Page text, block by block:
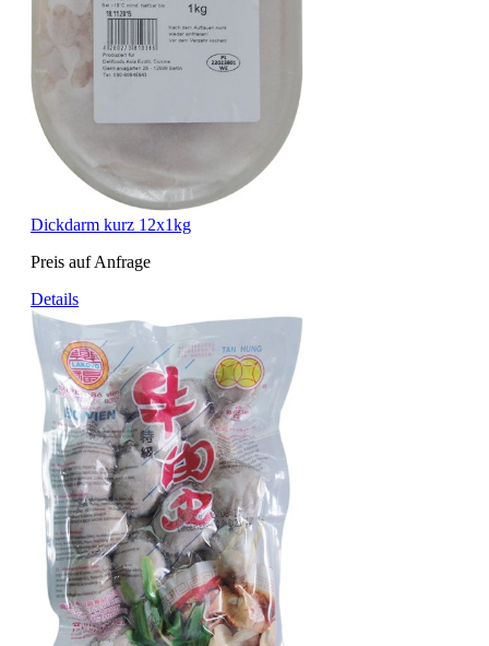
Dickdarm kurz 12x1kg
Preis auf Anfrage
Details